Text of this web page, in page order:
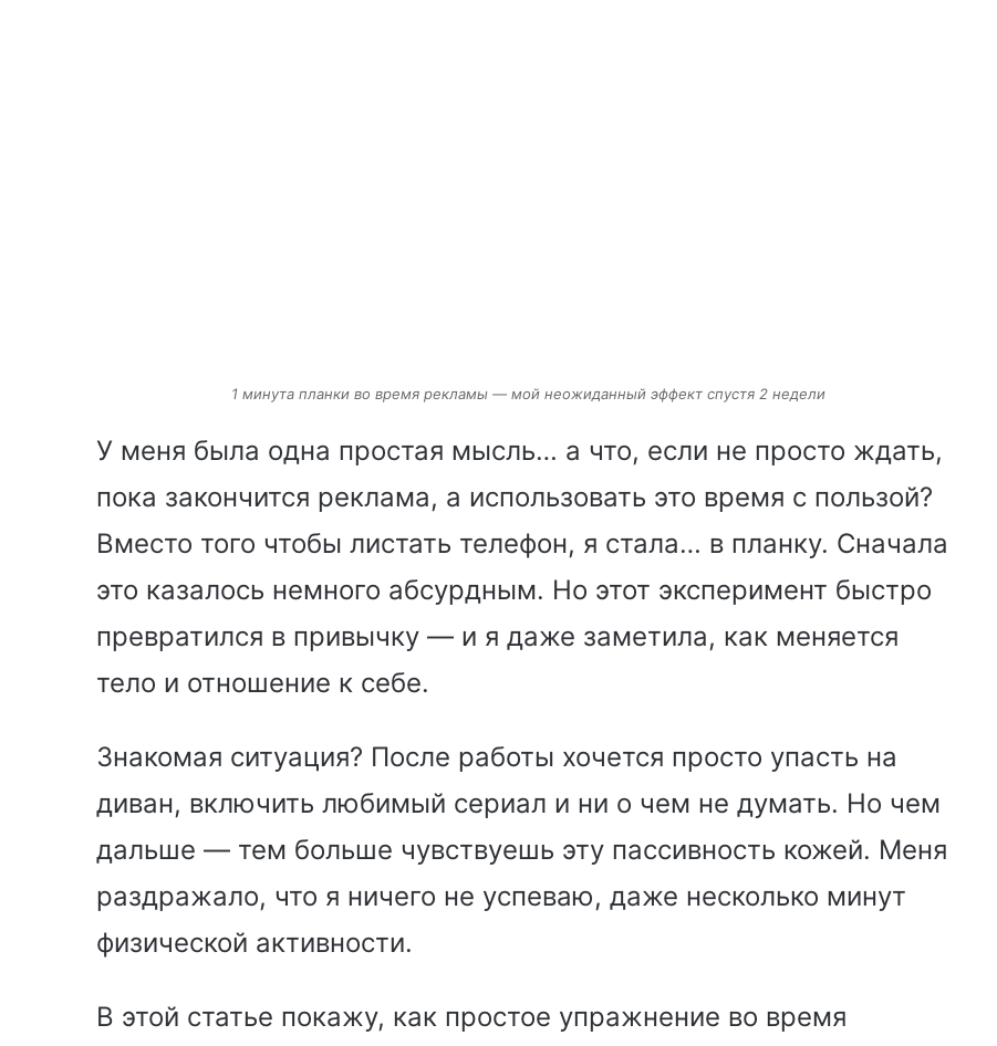
1 минута планки во время рекламы — мой неожиданный эффект спустя 2 недели
У меня была одна простая мысль… а что, если не просто ждать,
пока закончится реклама, а использовать это время с пользой?
Вместо того чтобы листать телефон, я стала… в планку. Сначала
это казалось немного абсурдным. Но этот эксперимент быстро
превратился в привычку — и я даже заметила, как меняется
тело и отношение к себе.
Знакомая ситуация? После работы хочется просто упасть на
диван, включить любимый сериал и ни о чем не думать. Но чем
дальше — тем больше чувствуешь эту пассивность кожей. Меня
раздражало, что я ничего не успеваю, даже несколько минут
физической активности.
В этой статье покажу, как простое упражнение во время